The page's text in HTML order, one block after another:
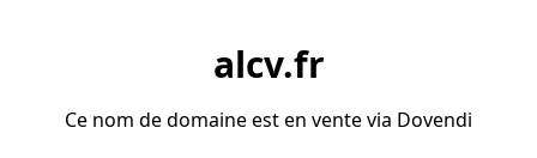
alcv.fr
Ce nom de domaine est en vente via Dovendi